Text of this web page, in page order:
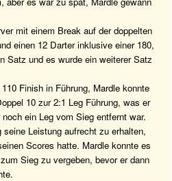
mit einem Break auf der doppelten
einen 12 Darter inklusive einer 180,
Satz und es wurde ein weiterer Satz
Finish in Führung, Mardle konnte
10 zur 2:1 Leg Führung, was er
ein Leg vom Sieg entfernt war.
Leistung aufrecht zu erhalten,
Scores hatte. Mardle konnte es
Sieg zu vergeben, bevor er dann